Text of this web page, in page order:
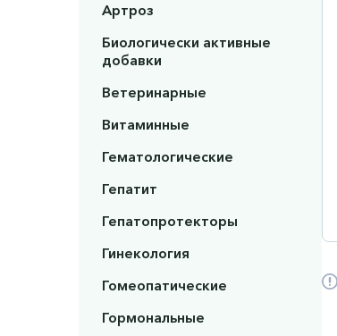
Артроз
Биологически активные
добавки
Ветеринарные
Витаминные
Гематологические
Гепатит
Гепатопротекторы
Гинекология
Гомеопатические
Гормональные